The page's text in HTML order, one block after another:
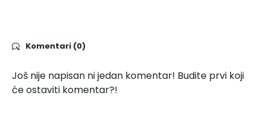
Komentari (0)
Još nije napisan ni jedan komentar! Budite prvi koji
će ostaviti komentar?!